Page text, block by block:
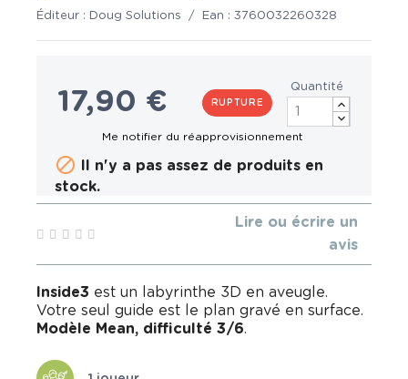
Éditeur : Doug Solutions / Ean : 3760032260328
17,90 € RUPTURE
Quantité
 Il n'y a pas assez de produits en
stock.
Lire ou écrire un
avis
Inside3 est un labyrinthe 3D en aveugle.
Votre seul guide est le plan gravé en surface.
Modèle Mean, difficulté 3/6.